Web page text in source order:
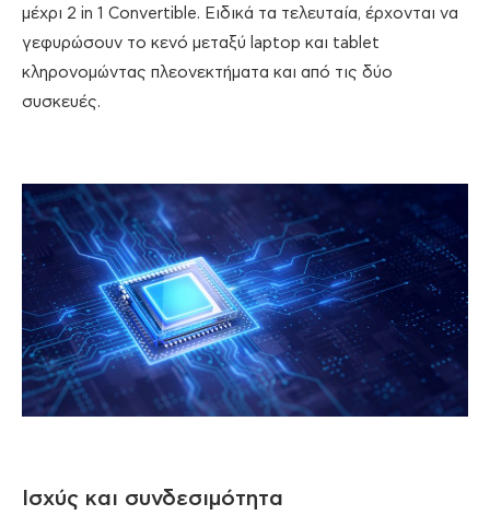
μέχρι 2 in 1 Convertible. Ειδικά τα τελευταία, έρχονται να
γεφυρώσουν το κενό μεταξύ laptop και tablet
κληρονομώντας πλεονεκτήματα και από τις δύο
συσκευές.
Ισχύς και συνδεσιμότητα